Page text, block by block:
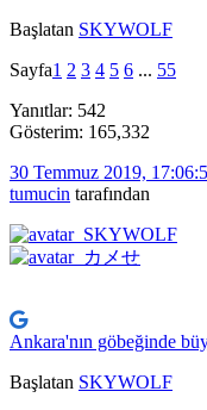
Başlatan SKYWOLF
Sayfa1 2 3 4 5 6 ... 55
Yanıtlar: 542
Gösterim: 165,332
30 Temmuz 2019,
tumucin tarafından
Ankara'nın göbeğinde
Başlatan SKYWOLF